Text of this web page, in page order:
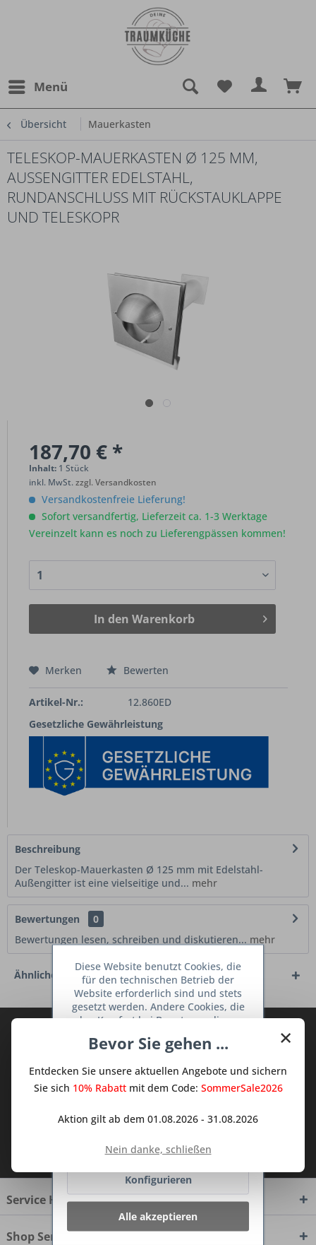
Menü
Übersicht Mauerkasten
TELESKOP-MAUERKASTEN Ø 125 MM,
AUSSENGITTER EDELSTAHL, R
UNDANSCHLUSS MIT RÜCKSTAUKLAPPE U
ND TELESKOPR
187,70 € *
Inhalt: 1 Stück
inkl. MwSt.zzgl. Versandkosten
Versandkostenfreie Lieferung!
Sofort versandfertig, Lieferzeit ca. 1-3 Werktage
Vereinzelt kann es noch zu Lieferengpässen kommen!
In den Warenkorb
Merken Bewerten
Artikel-Nr.:
12.860ED
Gesetzliche Gewährleistung
Beschreibung
Der Teleskop-Mauerkasten Ø 125 mm mit Edelstahl-
Außengitter ist eine vielseitige und... mehr
Bewertungen
0
Bewertungen lesen, schreiben und diskutieren... mehr
Ähnliche Artikel
TraumKüche Newsletter und verpassen
zur Kenntnis genommen.
Service Hotline
Shop Service
×
Bevor Sie gehen ...
Entdecken Sie unsere aktuellen Angebote und sichern
Sie sich 10% Rabattmit dem Code: SommerSale2026
Aktion gilt ab dem 01.08.2026 - 31.08.2026
Nein danke, schließen
Diese Website benutzt Cookies, die
für den technischen Betrieb der
Website erforderlich sind und stets
gesetzt werden. Andere Cookies, die
den Komfort bei Benutzung dieser
dienen oder die Interaktion mit
Netzwerken vereinfachen sollen,
werden nur mit Ihrer Zustimmung
Ablehnen
Konfigurieren
Alle akzeptieren